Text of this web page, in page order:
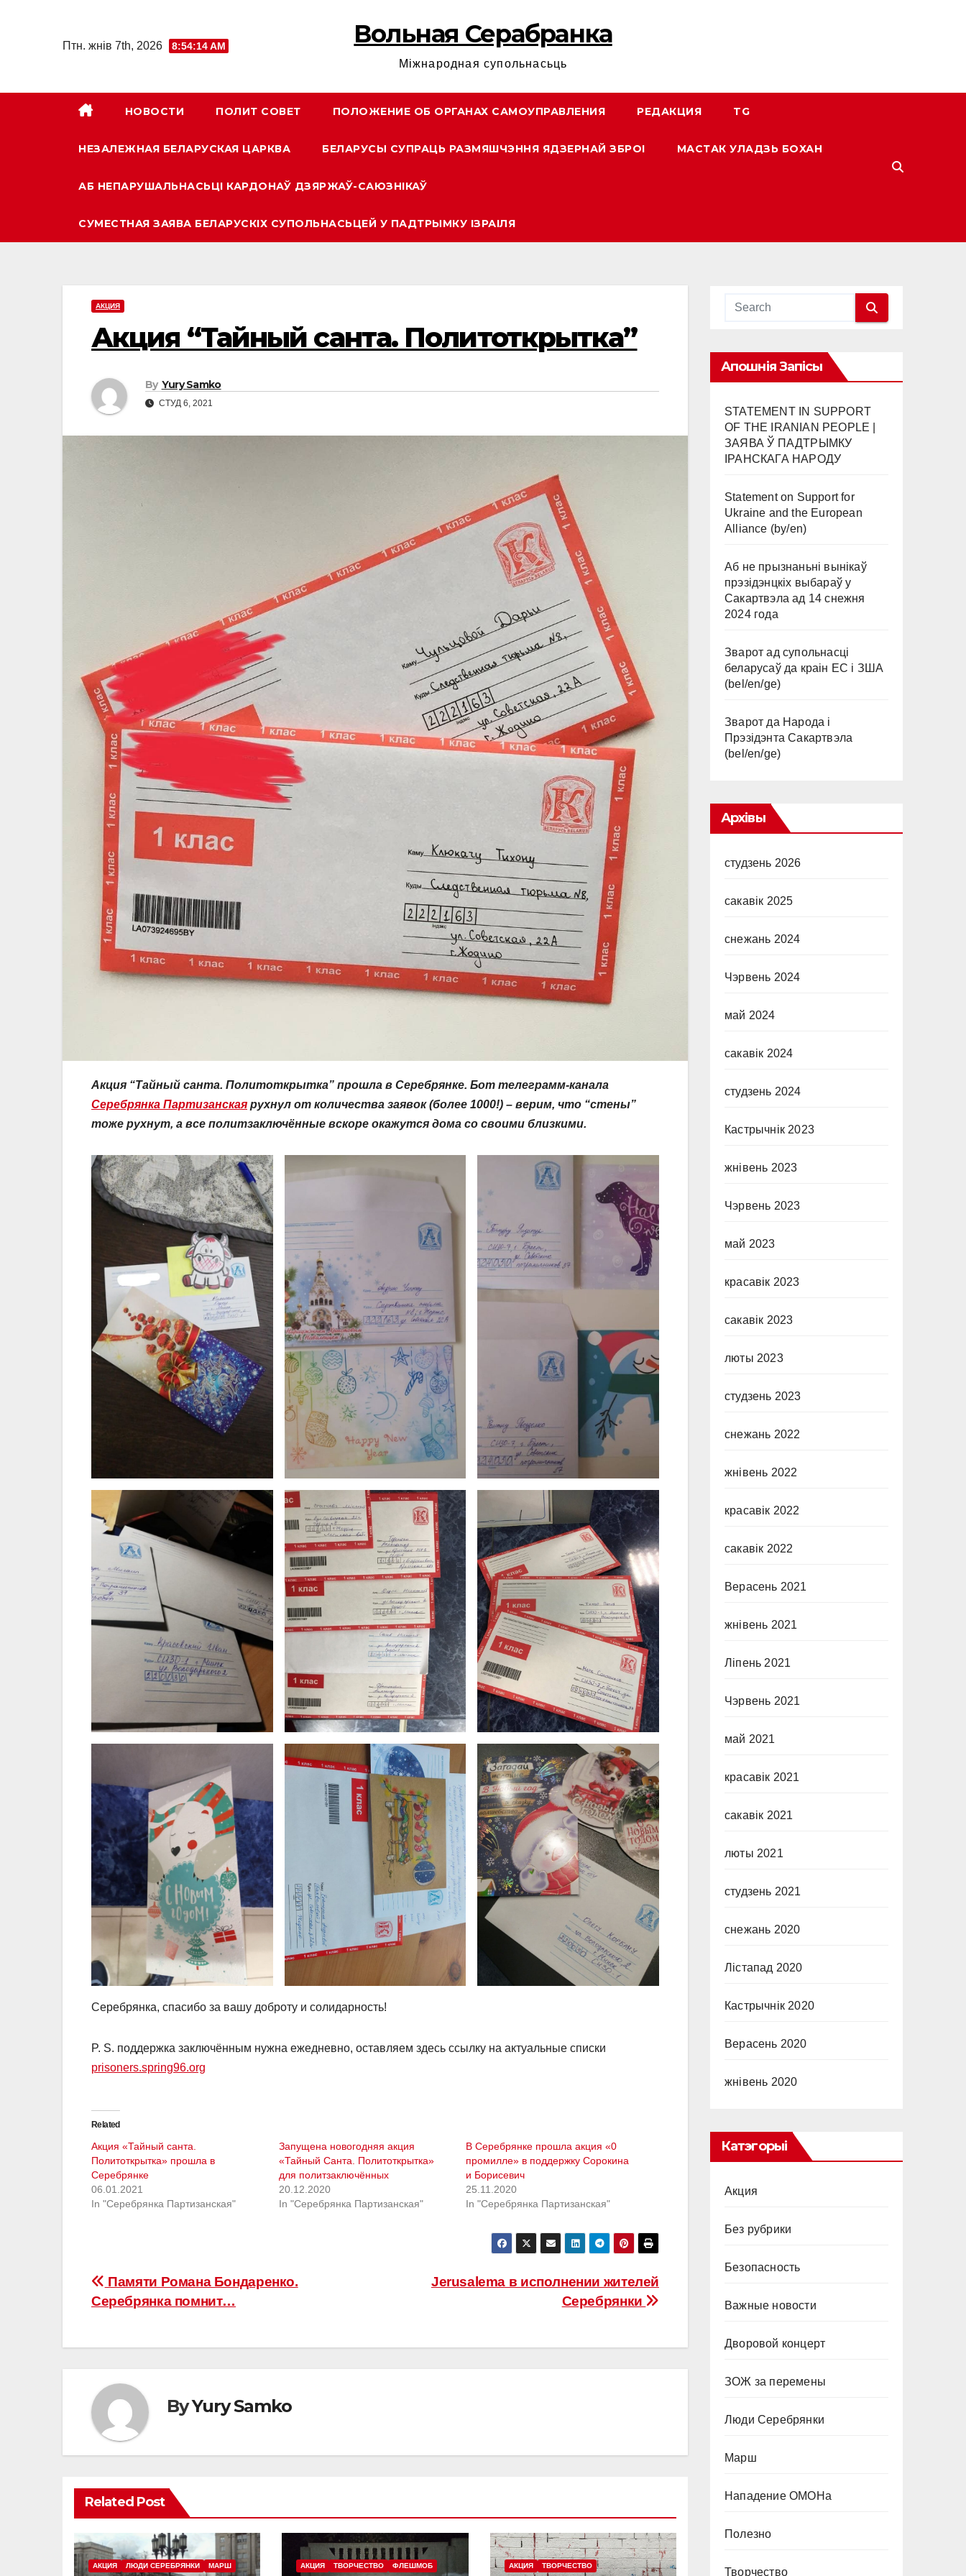
Птн. жнів 7th, 2026 8:54:16 AM Вольная Серабранка
Міжнародная супольнасьць
НОВОСТИ ПОЛИТ СОВЕТ ПОЛОЖЕНИЕ ОБ ОРГАНАХ САМОУПРАВЛЕНИЯ РЕДАКЦИЯ TG
НЕЗАЛЕЖНАЯ БЕЛАРУСКАЯ ЦАРКВА БЕЛАРУСЫ СУПРАЦЬ РАЗМЯШЧЭННЯ ЯДЗЕРНАЙ ЗБРОІ МАСТАК УЛАДЗЬ БОХАН
АБ НЕПАРУШАЛЬНАСЬЦІ КАРДОНАЎ ДЗЯРЖАЎ-САЮЗНІКАЎ
СУМЕСТНАЯ ЗАЯВА БЕЛАРУСКІХ СУПОЛЬНАСЬЦЕЙ У ПАДТРЫМКУ ІЗРАІЛЯ
АКЦИЯ
Акция “Тайный санта. Политоткрытка”
By Yury Samko
СТУД 6, 2021
Акция “Тайный санта. Политоткрытка” прошла в Серебрянке. Бот телеграмм-канала
Серебрянка Партизанская рухнул от количества заявок (более 1000!) – верим, что “стены”
тоже рухнут, а все политзаключённые вскоре окажутся дома со своими близкими.
Серебрянка, спасибо за вашу доброту и солидарность!
P. S. поддержка заключённым нужна ежедневно, оставляем здесь ссылку на актуальные списки
prisoners.spring96.org
Related
Акция «Тайный санта.
Политоткрытка» прошла в
Серебрянке
06.01.2021
In "Серебрянка Партизанская"
Запущена новогодняя акция
«Тайный Санта. Политоткрытка»
для политзаключённых
20.12.2020
In "Серебрянка Партизанская"
В Серебрянке прошла акция «0
промилле» в поддержку Сорокина
и Борисевич
25.11.2020
In "Серебрянка Партизанская"
Навігацыя
па
запісах
Jerusalema в исполнении жителей
Серебрянки
Памяти Романа Бондаренко.
Серебрянка помнит…
ByYury Samko
Related Post
АКЦИЯ ЛЮДИ СЕРЕБРЯНКИ МАРШ АКЦИЯ ТВОРЧЕСТВО ФЛЕШМОБ АКЦИЯ ТВОРЧЕСТВО
Апошнія Запісы
STATEMENT IN SUPPORT
OF THE IRANIAN PEOPLE |
ЗАЯВА Ў ПАДТРЫМКУ
ІРАНСКАГА НАРОДУ
Statement on Support for
Ukraine and the European
Alliance (by/en)
Аб не прызнаньні вынікаў
прэзідэнцкіх выбараў у
Сакартвэла ад 14 снежня
2024 года
Зварот ад супольнасці
беларусаў да краін ЕС і ЗША
(bel/en/ge)
Зварот да Народа і
Прэзідэнта Сакартвэла
(bel/en/ge)
Архівы
студзень 2026
сакавік 2025
снежань 2024
Чэрвень 2024
май 2024
сакавік 2024
студзень 2024
Кастрычнік 2023
жнівень 2023
Чэрвень 2023
май 2023
красавік 2023
сакавік 2023
люты 2023
студзень 2023
снежань 2022
жнівень 2022
красавік 2022
сакавік 2022
Верасень 2021
жнівень 2021
Ліпень 2021
Чэрвень 2021
май 2021
красавік 2021
сакавік 2021
люты 2021
студзень 2021
снежань 2020
Лістапад 2020
Кастрычнік 2020
Верасень 2020
жнівень 2020
Катэгорыі
Акция
Без рубрики
Безопасность
Важные новости
Дворовой концерт
ЗОЖ за перемены
Люди Серебрянки
Марш
Нападение ОМОНа
Полезно
Творчество